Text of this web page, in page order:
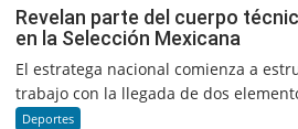
Revelan parte del cuerpo
en la Selección Mexicana
El estratega nacional comienza a
trabajo con la llegada de dos
Deportes